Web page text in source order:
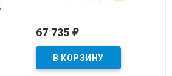
67 735 ₽